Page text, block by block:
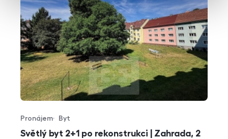
Světlý byt 2+1 po rekonstrukci | Zahrada, 2
Typ nabídky
Pronájem
Typ nemovitosti
Byt